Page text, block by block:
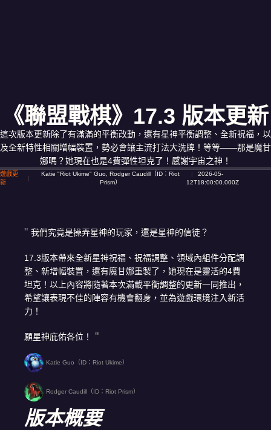
《聯盟戰棋》17.3 版本更新
這次版本更新除了有滿滿的平衡改動，還有星神平衡調整、全新祝福，以
及全新特性相關增幅裝置，勢必會讓主流打法大洗牌！等等——那是魔甘
娜嗎？她現在也是4費彈性坦克了！感謝宇宙之神！
遊戲更
新
Katie "Riot Ukime" Guo, Rodger Caudill（ID：Riot
Prism）
2026-05-
12T18:00:00.000Z
我們究竟是操弄星神的玩家，還是星神的信徒？
17.3版本帶來全新星神祝福、祝福調整、領域內組件分配調
整、新增幅裝置，還有魔甘娜重製了，她現在是靈活的4費
坦克！以上內容將隨著本次滿載平衡調整的更新一同推出，
希望讓表現不佳的陣容有機會翻身，並為遊戲環境注入新活
力！
願星神庇佑各位！
Katie Guo（ID：Riot Ukime）
Rodger Caudill（ID：Riot Prism）
版本概要